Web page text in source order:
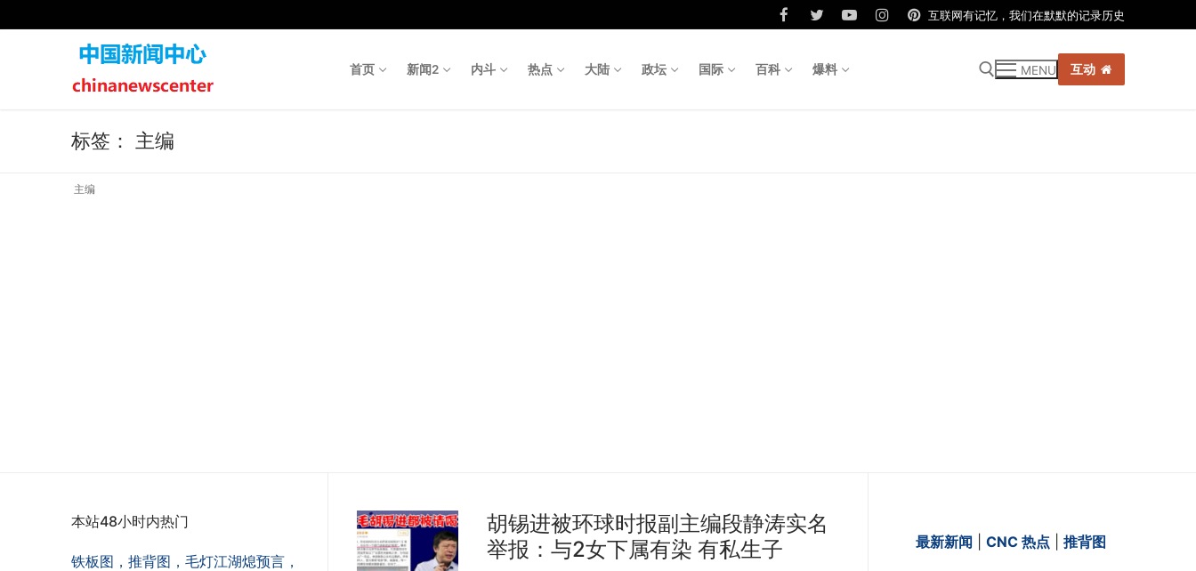
to
互联网有记忆，我们在默默的记录历史
首页 新闻2 内斗 热点 大陆 政坛 国际 百科 爆料 MENU 互动
标签： 主编
主编
胡锡进被环球时报副主编段静涛实名
举报：与2女下属有染 有私生子
最新新闻 CNC 热点 推背图
本站48小时内热门
铁板图，推背图，毛灯江湖熄预言，